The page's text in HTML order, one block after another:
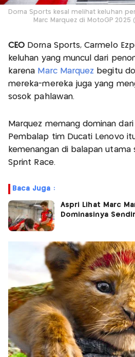
Dorna Sports kesal melihat keluhan
Marc Marquez di MotoGP 2025
CEO Dorna Sports, Carmelo
keluhan yang muncul dari
karena Marc Marquez begitu
mereka-mereka juga yang
sosok pahlawan.
Marquez memang dominan
Pembalap tim Ducati Lenovo
kemenangan di balapan utama
Sprint Race.
Baca Juga :
Aspri Lihat Marc
Dominasinya